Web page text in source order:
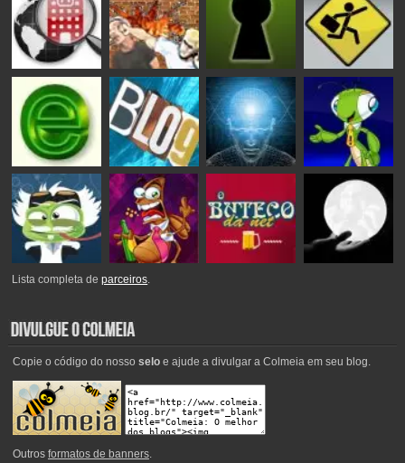
Lista completa deparceiros.
Copie o código do nosso seloe ajude a divulgar a Colmeia em seu blog.
Outros formatos de banners.